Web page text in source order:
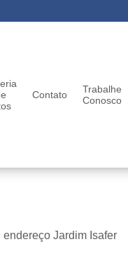
Contato
Trabalhe
Conosco
Jardim Isafer